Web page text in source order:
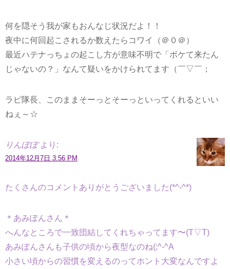
何を隠そう我が家もおんなじ状況だよ！！
夜中に何回起こされるか数えたらコワイ（＠０＠）
最近ハテナっちょの起こし方が意味不明で「ボケて来たん
じゃないの？」なんて疑いをかけられてます（￣▽￣；
ラピ隊長、このままそーっとそーっといってくれるといい
ねぇ～☆
りんぽぽ より:
2014年12月7日 3:56 PM
たくさんのコメントありがとうございました(*^-^*)
＊あみぽんさん＊
へんなところで一致団結してくれちゃってます〜(T▽T)
あみぽんさんも子供の頃から夜型なのね(;^-^A
小さい頃からの習慣を変えるのってホント大変なんですよ